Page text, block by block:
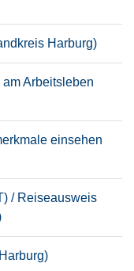
Harburg)
Arbeitsleben
einsehen
/ Reiseausweis